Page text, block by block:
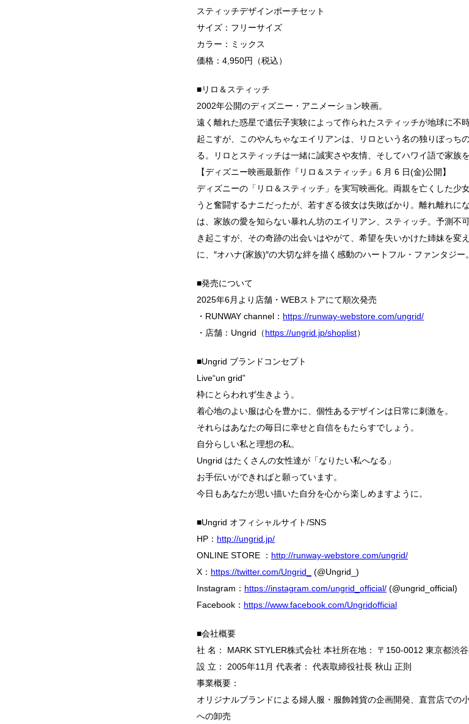
スティッチデザインポーチセット
サイズ：フリーサイズ
カラー：ミックス
価格：4,950円（税込）
■リロ＆スティッチ
2002年公開のディズニー・アニメーション映画。
遠く離れた惑星で遺伝子実験によって作られたスティッチが地球に不
起こすが、このやんちゃなエイリアンは、リロという名の独りぼっち
る。リロとスティッチは一緒に誠実さや友情、そしてハワイ語で家族
【ディズニー映画最新作『リロ＆スティッチ』6 月 6 日(金)公開】
ディズニーの「リロ＆スティッチ」を実写映画化。両親を亡くした少
うと奮闘するナニだったが、若すぎる彼女は失敗ばかり。離れ離れに
は、家族の愛を知らない暴れん坊のエイリアン、スティッチ。予測不
き起こすが、その奇跡の出会いはやがて、希望を失いかけた姉妹を
に、″オハナ(家族)″の大切な絆を描く感動のハートフル・ファンタジー。
■発売について
2025年6月より店舗・WEBストアにて順次発売
・RUNWAY channel： https://runway-webstore.com/ungrid/
・店舗：Ungrid（https://ungrid.jp/shoplist）
■Ungrid ブランドコンセプト
Live“un grid”
枠にとらわれず生きよう。
着心地のよい服は心を豊かに、個性あるデザインは日常に刺激を。
それらはあなたの毎日に幸せと自信をもたらすでしょう。
自分らしい私と理想の私。
Ungrid はたくさんの女性達が「なりたい私へなる」
お手伝いができればと願っています。
今日もあなたが思い描いた自分を心から楽しめますように。
■Ungrid オフィシャルサイト/SNS
HP： http://ungrid.jp/
ONLINE STORE ： http://runway-webstore.com/ungrid/
X： https://twitter.com/Ungrid_
(@Ungrid_)
Instagram： https://instagram.com/ungrid_official/ (@ungrid_official)
Facebook： https://www.facebook.com/Ungridofficial
■会社概要
社 名： MARK STYLER株式会社 本社所在地： 〒150-0012 東京都渋
設 立： 2005年11月 代表者： 代表取締役社長 秋山 正則
事業概要：
オリジナルブランドによる婦人服・服飾雑貨の企画開発、直営店での
への卸売